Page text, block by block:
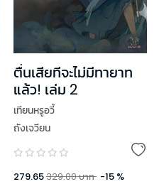
ตื่นเสียทีจะไม่มีทายาท
แล้ว! เล่ม 2
เทียนหรูอวี้
ถังเจวียน
279.65329.00บาท -15 %